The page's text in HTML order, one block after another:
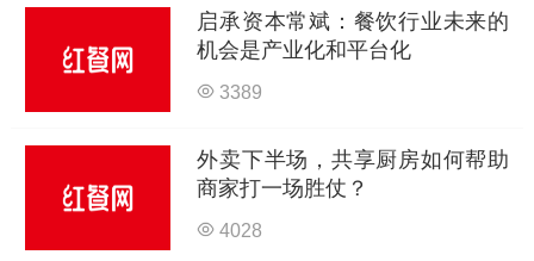
启承资本常斌：餐饮行业未来的
机会是产业化和平台化
3389
外卖下半场，共享厨房如何帮助
商家打一场胜仗？
4028